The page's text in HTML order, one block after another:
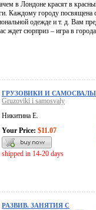
в Лондоне красят в
Каждому городу посвящена
одежде и т. д. Вам
сюрприз – игра в
ГРУЗОВИКИ И САМОСВАЛЫ
Gruzoviki i samosvaly
Никитина Е.
Your Price: $11.07
shipped in 14-20 days
РАЗВИВ. ЗАНЯТИЯ С